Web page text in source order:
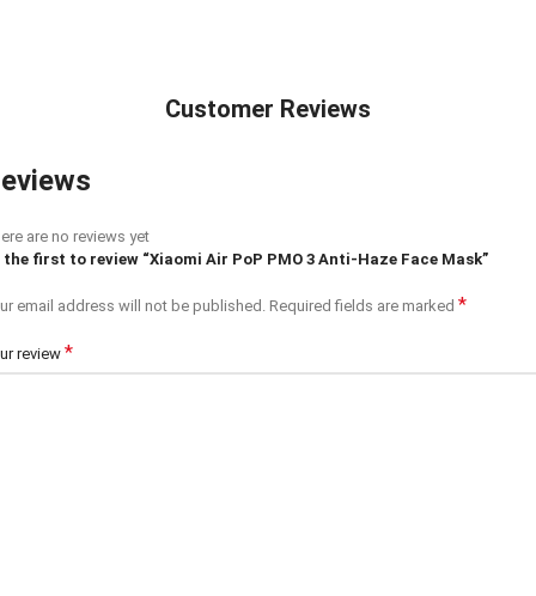
Customer Reviews
are no reviews yet
the first to review “Xiaomi Air PoP PMO 3 Anti-Haze Face Mask”
email address will not be published. Required fields are marked *
review *